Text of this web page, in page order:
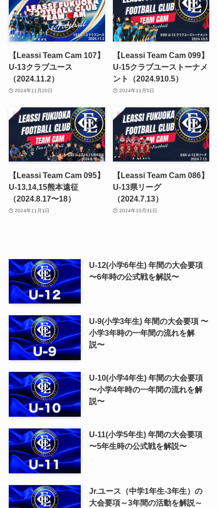
【Leassi Team Cam 107】
U-13クラブユース
（2024.11.2）
2024年11月20日
【Leassi Team Cam 099】
U-15クラブユーストーナメ
ント（2024.910.5）
2024年11月5日
【Leassi Team Cam 095】
U-13,14,15熊本遠征
（2024.8.17〜18）
2024年11月1日
【Leassi Team Cam 086】
U-13県リーグ
（2024.7.13）
2024年10月31日
U-12(小学6年生) 年間の大会要項
〜6年時の公式戦を解説〜
U-9(小学3年生) 年間の大会要項 〜
小学3年時の一年間の流れを解
説〜
U-10(小学4年生) 年間の大会要項
〜小学4年時の一年間の流れを解
説〜
U-11(小学5年生) 年間の大会要項
〜5年生時の公式戦を解説〜
Jr.ユース（中学1年生-3年生）の
大会要項～3年間の活動を解説～